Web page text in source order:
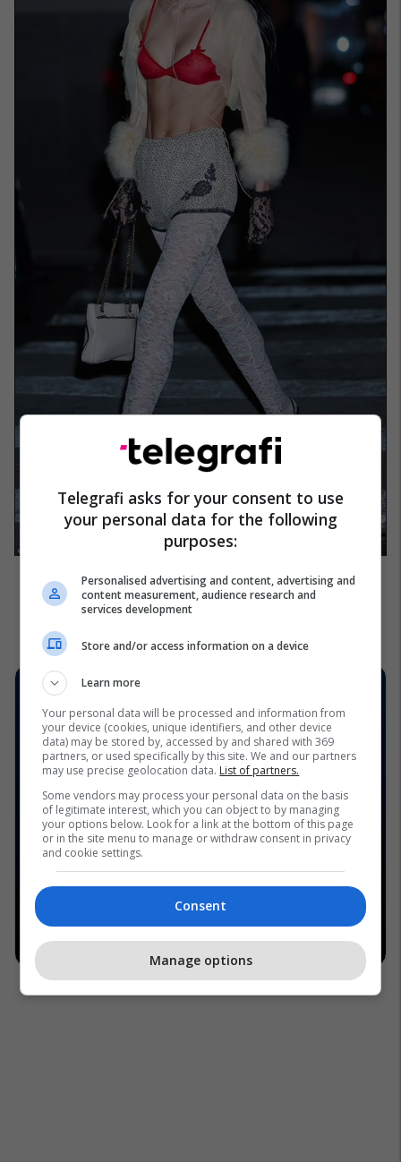
Telegrafi asks for your consent to use
your personal data for the following
purposes:
Personalised advertising and content, advertising and
content measurement, audience research and
services development
Store and/or access information on a device
Learn more
Your personal data will be processed and information from
your device (cookies, unique identifiers, and other device
data) may be stored by, accessed by and shared with 369
partners, or used specifically by this site. We and our partners
may use precise geolocation data. List of partners.
Some vendors may process your personal data on the basis
of legitimate interest, which you can object to by managing
your options below. Look for a link at the bottom of this page
or in the site menu to manage or withdraw consent in privacy
and cookie settings.
Consent
Manage options